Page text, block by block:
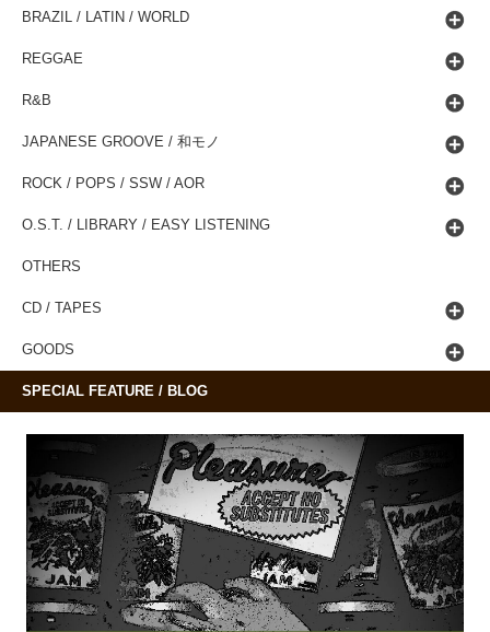
BRAZIL / LATIN / WORLD
REGGAE
R&B
JAPANESE GROOVE / 和モノ
ROCK / POPS / SSW / AOR
O.S.T. / LIBRARY / EASY LISTENING
OTHERS
CD / TAPES
GOODS
SPECIAL FEATURE / BLOG